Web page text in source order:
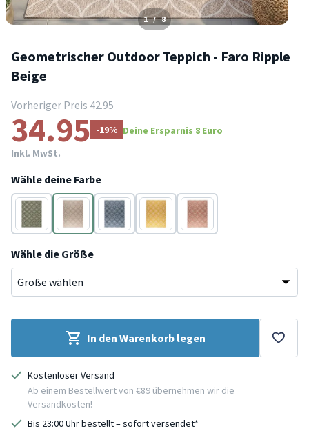
1 / 8
Geometrischer Outdoor Teppich - Faro Ripple
Beige
Vorheriger Preis 42.95
34.95 -19% Deine Ersparnis 8 Euro
Inkl. MwSt.
Wähle deine Farbe
Beige Blau Gelb
Rosa
Wähle die Größe
In den Warenkorb legen
Kostenloser Versand
Ab einem Bestellwert von €89 übernehmen wir die
Versandkosten!
Bis 23:00 Uhr bestellt – sofort versendet*